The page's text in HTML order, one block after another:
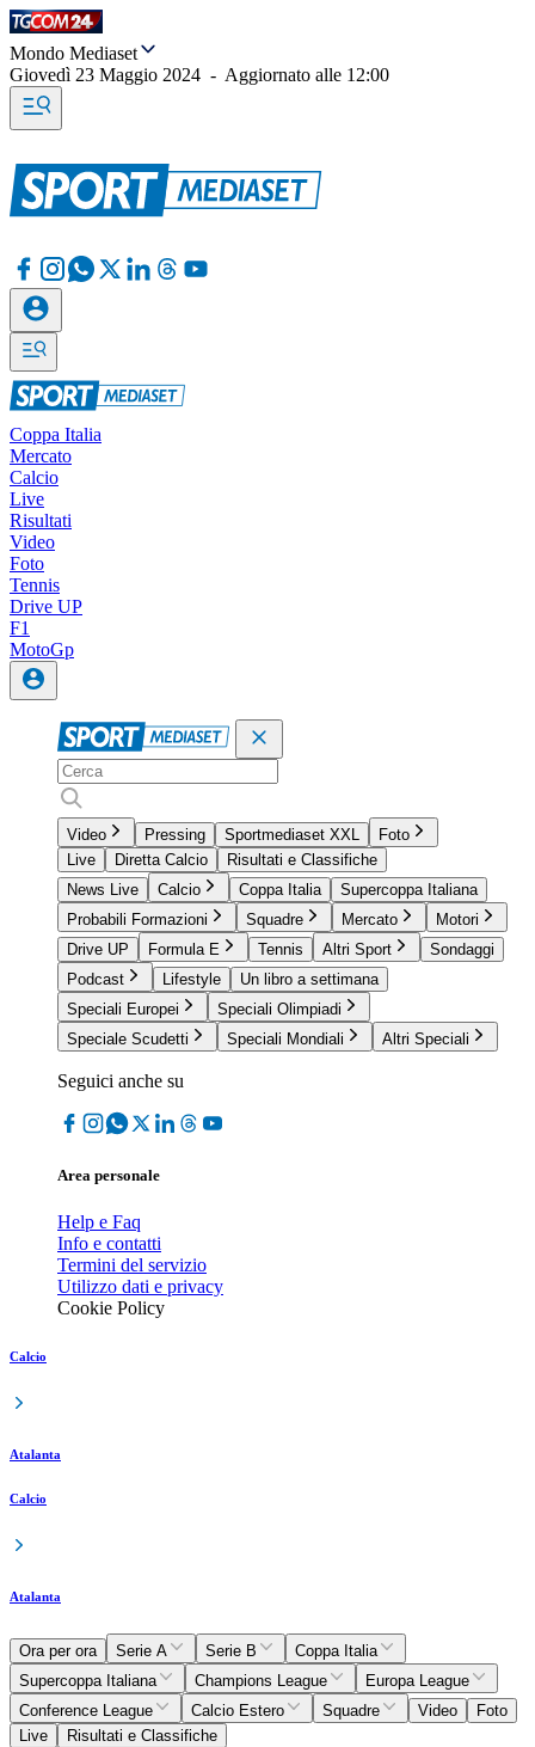
Mondo Mediaset
Giovedì 23 Maggio 2024 - Aggiornato alle 12:00
Coppa Italia
Mercato
Calcio
Live
Risultati
Video
Foto
Tennis
Drive UP
F1
MotoGp
Video Pressing Sportmediaset XXL
Foto
Live
Diretta Calcio
Risultati e Classifiche
News Live
Calcio Coppa Italia
Supercoppa Italiana
Probabili Formazioni
Squadre Mercato
Motori
Drive UP
Formula E Tennis Altri Sport
Sondaggi
Podcast
Lifestyle
Un libro a settimana
Speciali Europei
Speciali Olimpiadi
Speciale Scudetti
Speciali Mondiali Altri Speciali
Seguici anche su
Area personale
Help e Faq
Info e contatti
Termini del servizio
Utilizzo dati e privacy
Cookie Policy
Calcio
Atalanta
Calcio
Atalanta
Ora per ora Serie A Serie B
Coppa Italia
Supercoppa Italiana
Champions League
Europa League
Conference League
Calcio Estero Squadre Video
Foto
Live
Risultati e Classifiche